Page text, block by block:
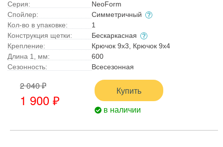
Серия:
NeoForm
Спойлер:
Симметричный
Кол-во в упаковке:
1
Конструкция щетки:
Бескаркасная
Крепление:
Крючок 9x3, Крючок 9x4
Длина 1, мм:
600
Сезонность:
Всесезонная
2 040 ₽
1 900 ₽
Купить
в наличии